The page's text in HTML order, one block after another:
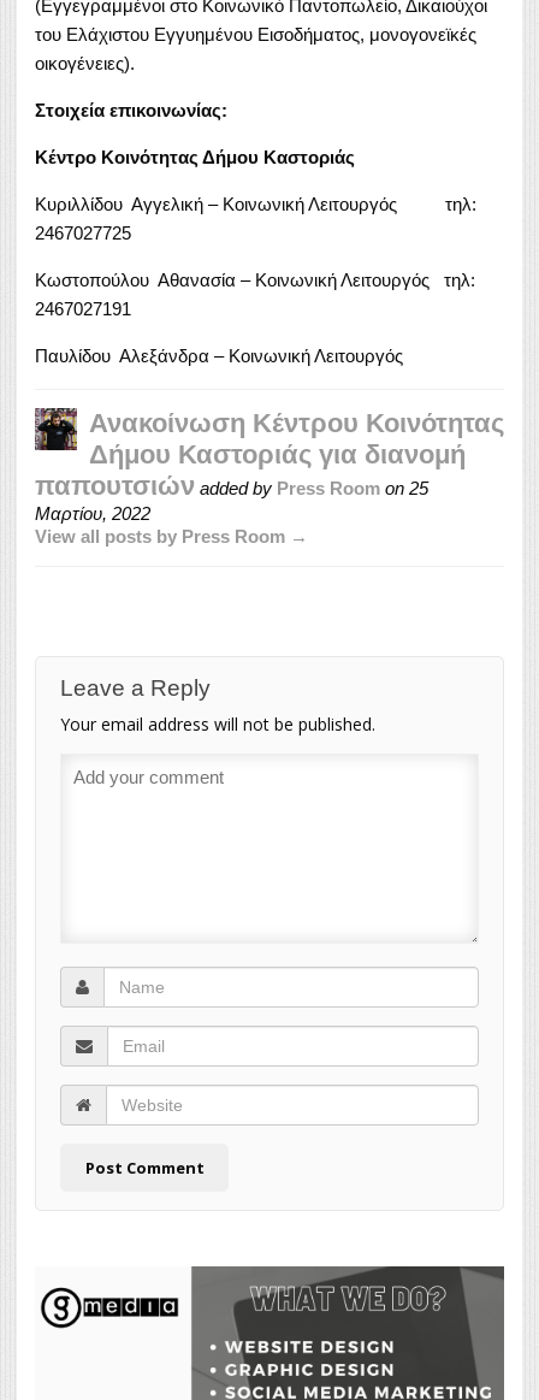
(Εγγεγραμμένοι στο Κοινωνικό Παντοπωλείο, Δικαιούχοι
του Ελάχιστου Εγγυημένου Εισοδήματος, μονογονεϊκές
οικογένειες).
Στοιχεία επικοινωνίας:
Κέντρο Κοινότητας Δήμου Καστοριάς
Κυριλλίδου Αγγελική – Κοινωνική Λειτουργός τηλ:
2467027725
Κωστοπούλου Αθανασία – Κοινωνική Λειτουργός τηλ:
2467027191
Παυλίδου Αλεξάνδρα – Κοινωνική Λειτουργός
Ανακοίνωση Κέντρου Κοινότητας
Δήμου Καστοριάς για διανομή
παπουτσιών added by Press Room on 25
Μαρτίου, 2022
View all posts by Press Room →
Leave a Reply
Your email address will not be published.